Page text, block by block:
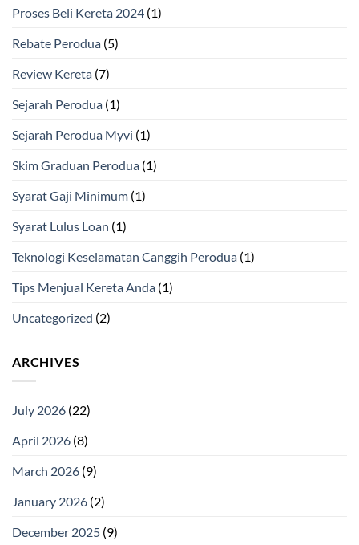
Proses Beli Kereta 2024 (1)
Rebate Perodua (5)
Review Kereta (7)
Sejarah Perodua (1)
Sejarah Perodua Myvi (1)
Skim Graduan Perodua (1)
Syarat Gaji Minimum (1)
Syarat Lulus Loan (1)
Teknologi Keselamatan Canggih Perodua (1)
Tips Menjual Kereta Anda (1)
Uncategorized (2)
ARCHIVES
July 2026 (22)
April 2026 (8)
March 2026 (9)
January 2026 (2)
December 2025 (9)